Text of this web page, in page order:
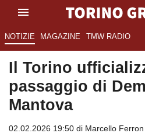
NOTIZIE MAGAZINE TMW RADIO
Il Torino
passaggio di
Mantova
02.02.2026 19:50 di Marcello Ferron